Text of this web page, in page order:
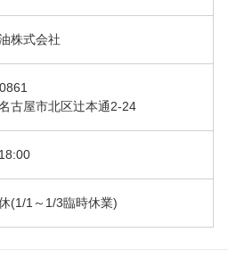
株式会社
古屋市北区辻本通2-24
(1/1～1/3臨時休業)